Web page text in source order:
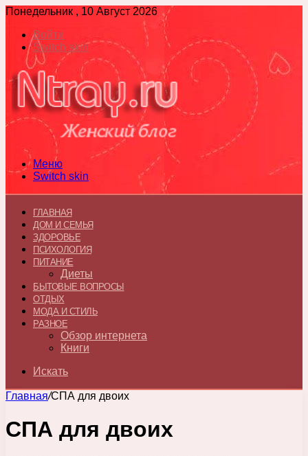
Понедельник , 10 Август 2026
Войти
Switch skin
Меню
Switch skin
ГЛАВНАЯ
ДОМ И СЕМЬЯ
ЗДОРОВЬЕ
ПСИХОЛОГИЯ
ПИТАНИЕ
Диеты
БЫТОВЫЕ ВОПРОСЫ
ОТДЫХ
МОДА И СТИЛЬ
РАЗНОЕ
Обзор интернета
Книги
Искать
Главная/СПА для двоих
СПА для двоих